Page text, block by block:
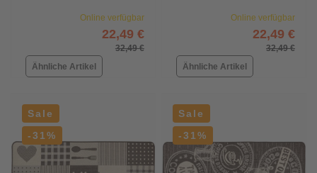
Online verfügbar
22,49 €
32,49 €
Ähnliche Artikel
Online verfügbar
22,49 €
32,49 €
Ähnliche Artikel
Sale
-31%
Sale
-31%